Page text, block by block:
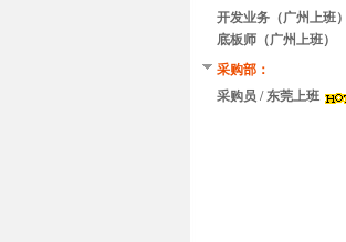
开发业务（广州上班）
底板师（广州上班）
采购部：
采购员 / 东莞上班